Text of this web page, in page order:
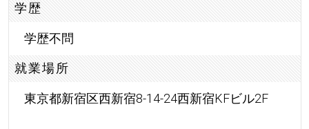
学歴
学歴不問
就業場所
東京都新宿区西新宿8-14-24西新宿KFビル2F